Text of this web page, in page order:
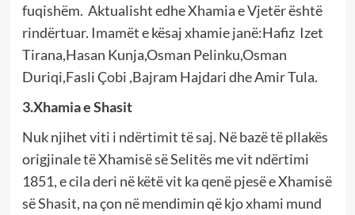
fuqishëm. Aktualisht edhe Xhamia e Vjetër është
rindërtuar. Imamët e kësaj xhamie janë:Hafiz Izet
Tirana,Hasan Kunja,Osman Pelinku,Osman
Duriqi,Fasli Çobi ,Bajram Hajdari dhe Amir Tula.
3.Xhamia e Shasit
Nuk njihet viti i ndërtimit të saj. Në bazë të pllakës
origjinale të Xhamisë së Selitës me vit ndërtimi
1851, e cila deri në këtë vit ka qenë pjesë e Xhamisë
së Shasit, na çon në mendimin që kjo xhami mund